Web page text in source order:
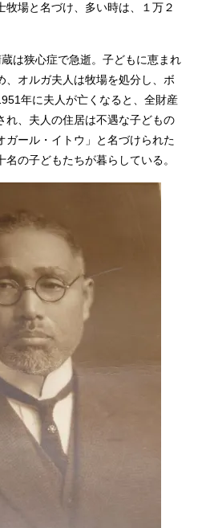
牧場と名づけ、多い時は、１万２
は狭心症で急逝。子どもに恵まれ
、オルガ夫人は牧場を処分し、ボ
年に夫人が亡くなると、全財産
れ、夫人の住居は不遇な子どもの
ガール・イトウ」と名づけられた
の子どもたちが暮らしている。